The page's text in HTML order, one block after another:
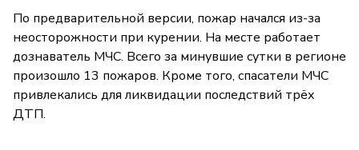
По предварительной версии, пожар начался из-за
неосторожности при курении. На месте работает
дознаватель МЧС. Всего за минувшие сутки в регионе
произошло 13 пожаров. Кроме того, спасатели МЧС
привлекались для ликвидации последствий трёх
ДТП.